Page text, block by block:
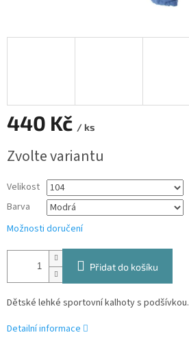
440 Kč / ks
cena:
Zvolte variantu
Velikost
Barva
Možnosti doručení
Přidat do košíku
Dětské lehké sportovní kalhoty s podšívkou.
Detailní informace